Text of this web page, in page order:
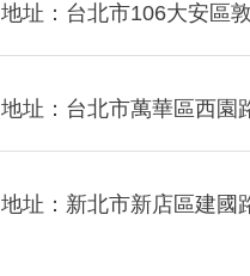
地址：台北市106大安區
地址：台北市萬華區西園
地址：新北市新店區建國